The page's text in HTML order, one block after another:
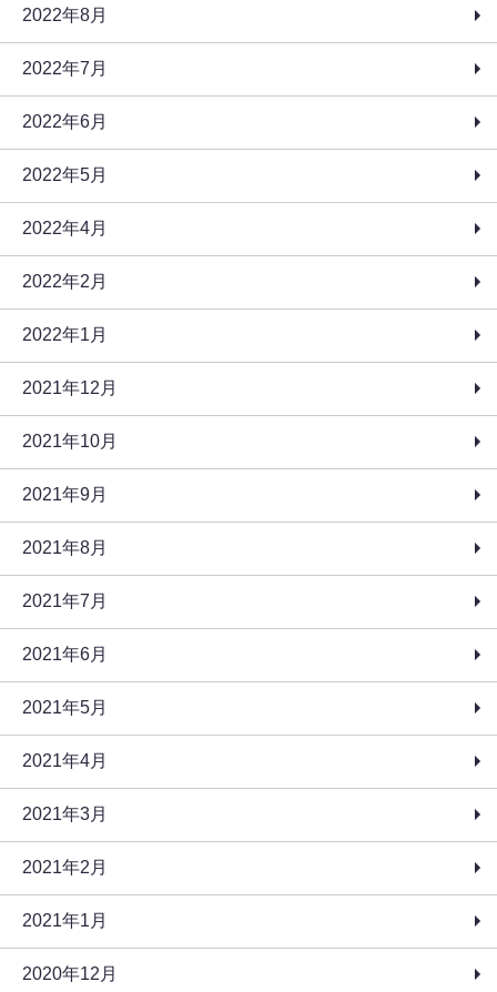
2022年8月
2022年7月
2022年6月
2022年5月
2022年4月
2022年2月
2022年1月
2021年12月
2021年10月
2021年9月
2021年8月
2021年7月
2021年6月
2021年5月
2021年4月
2021年3月
2021年2月
2021年1月
2020年12月